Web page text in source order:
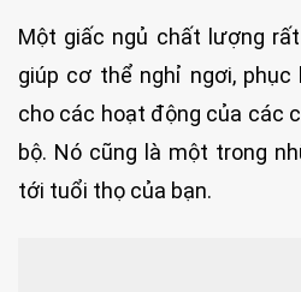
Một giấc ngủ chất lượng
giúp cơ thể nghỉ ngơi,
cho các hoạt động của các
bộ. Nó cũng là một trong
tới tuổi thọ của bạn.